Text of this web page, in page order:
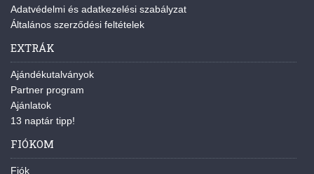
Adatvédelmi és adatkezelési szabályzat
Általános szerződési feltételek
EXTRÁK
Ajándékutalványok
Partner program
Ajánlatok
13 naptár tipp!
FIÓKOM
Fiók